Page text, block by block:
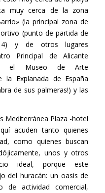
muy cerca de la zona
(la principal zona de
(punto de partida de
y de otros lugares
Principal de Alicante
el Museo de Arte
la Explanada de España
de sus palmeras!) y las
Mediterránea Plaza -hotel
acuden tanto quienes
como quienes buscan
unos y otros
ideal, porque este
del huracán: un oasis de
de actividad comercial,